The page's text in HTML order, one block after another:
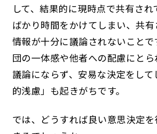
して、結果的に現時点で共有され
ばかり時間をかけてしまい、共
情報が十分に議論されないことで
団の一体感や他者への配慮にとら
議論にならず、安易な決定をして
的浅慮」も起きがちです。
では、どうすれば良い意思決定